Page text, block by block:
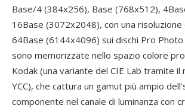
Base/4 (384x256), Base (768x512),
16Base (3072x2048), con una risoluzione
64Base (6144x4096) sui dischi Pro Photo
sono memorizzate nello spazio colore
Kodak (una variante del CIE Lab tramite il
YCC), che cattura un gamut più ampio
componente nel canale di luminanza con